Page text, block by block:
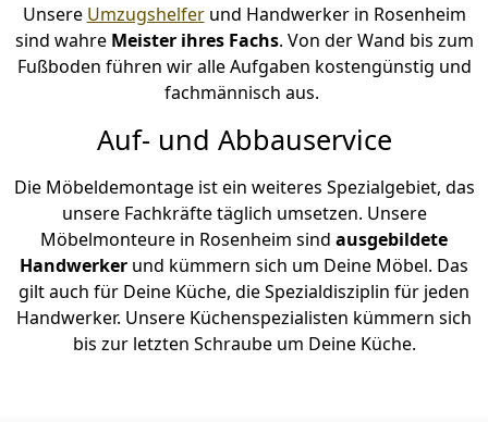
Unsere Umzugshelferund Handwerker in Rosenheim
sind wahre Meister ihres Fachs. Von der Wand bis zum
Fußboden führen wir alle Aufgaben kostengünstig und
fachmännisch aus.
Auf- und Abbauservice
Die Möbeldemontage ist ein weiteres Spezialgebiet, das
unsere Fachkräfte täglich umsetzen. Unsere
Möbelmonteure in Rosenheim sind ausgebildete
Handwerker und kümmern sich um Deine Möbel. Das
gilt auch für Deine Küche, die Spezialdisziplin für jeden
Handwerker. Unsere Küchenspezialisten kümmern sich
bis zur letzten Schraube um Deine Küche.